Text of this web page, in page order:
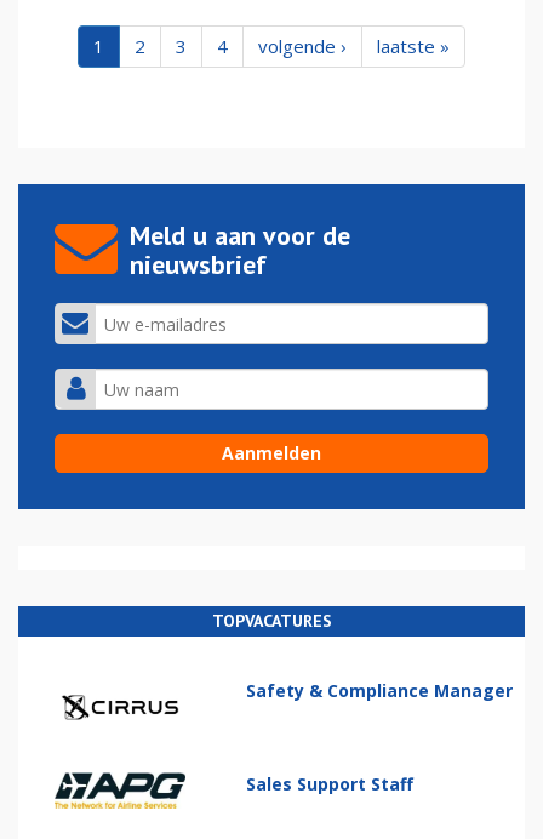
1 2 3 4 volgende › laatste »
Meld u aan voor de
nieuwsbrief
TOPVACATURES
Safety & Compliance Manager
Sales Support Staff